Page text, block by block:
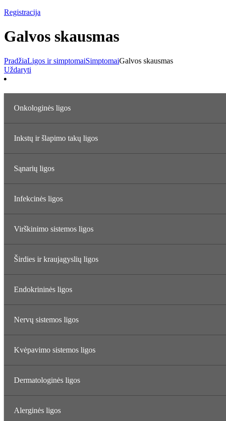
Registracija
Galvos skausmas
PradžiaLigos ir simptomaiSimptomaiGalvos skausmas
Uždaryti
Onkologinės ligos
Inkstų ir šlapimo takų ligos
Sąnarių ligos
Infekcinės ligos
Virškinimo sistemos ligos
Širdies ir kraujagyslių ligos
Endokrininės ligos
Nervų sistemos ligos
Kvėpavimo sistemos ligos
Dermatologinės ligos
Alerginės ligos